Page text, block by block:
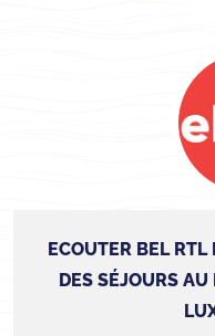
ECOUTER BEL RTL
DES SÉJOURS